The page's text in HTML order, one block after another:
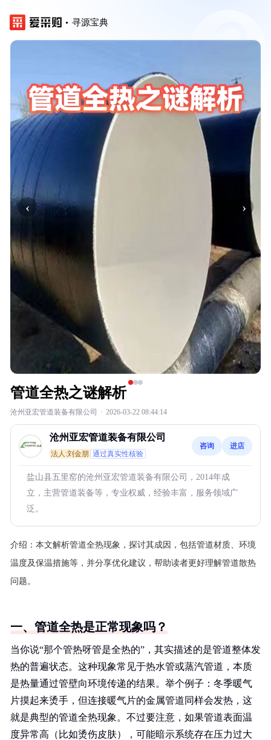
寻源宝典
‹ ›
管道全热之谜解析
沧州亚宏管道装备有限公司 · 2026-03-22 08:44:14
沧州亚宏管道装备有限公司
法人:刘金朋 通过真实性核验
咨询 进店
盐山县五里窑的沧州亚宏管道装备有限公司，2014年成
立，主营管道装备等，专业权威，经验丰富，服务领域广
泛。
介绍： 本文解析管道全热现象，探讨其成因，包括管道材质、环境
温度及保温措施等，并分享优化建议，帮助读者更好理解管道散热
问题。
一、管道全热是正常现象吗？
当你说“那个管热呀管是全热的”，其实描述的是管道整体发
热的普遍状态。这种现象常见于热水管或蒸汽管道，本质
是热量通过管壁向环境传递的结果。举个例子：冬季暖气
片摸起来烫手，但连接暖气片的金属管道同样会发热，这
就是典型的管道全热现象。不过要注意，如果管道表面温
度异常高（比如烫伤皮肤），可能暗示系统存在压力过大